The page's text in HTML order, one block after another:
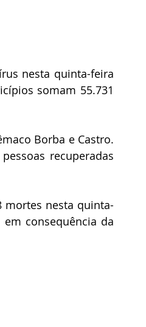
nesta quinta-feira
somam 55.731
Borba e Castro.
recuperadas
mortes nesta quinta-
consequência da